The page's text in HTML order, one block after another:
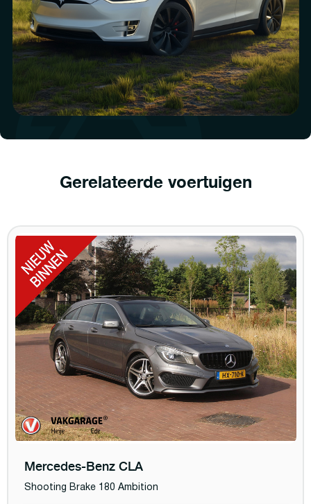
Gerelateerde voertuigen
Mercedes-Benz CLA
Shooting Brake 180 Ambition